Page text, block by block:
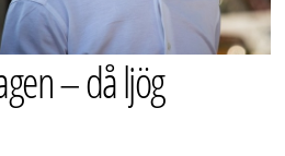
– då ljög